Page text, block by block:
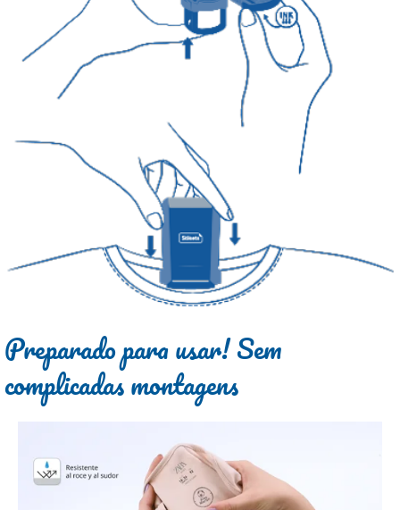
Preparado para usar! Sem
complicadas montagens